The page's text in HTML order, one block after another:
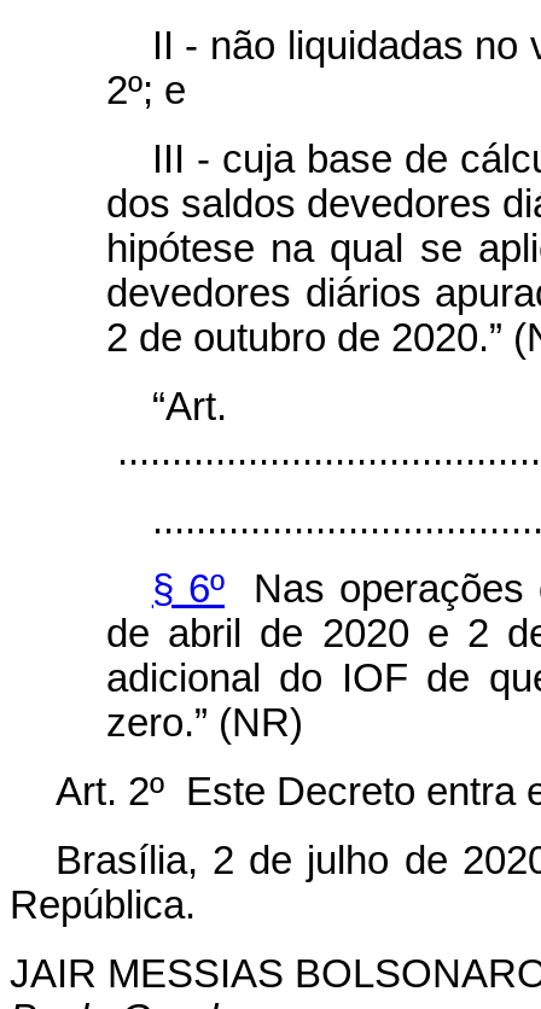
II - não liquidadas no
2º; e
III - cuja base de
dos saldos devedores
hipótese na qual se
devedores diários
2 de outubro de 2020.”
§ 6ºNas operações
de abril de 2020 e 2
adicional do IOF de
zero.” (NR)
Art. 2º Este Decreto entra
Brasília, 2 de julho de
República.
JAIR MESSIAS